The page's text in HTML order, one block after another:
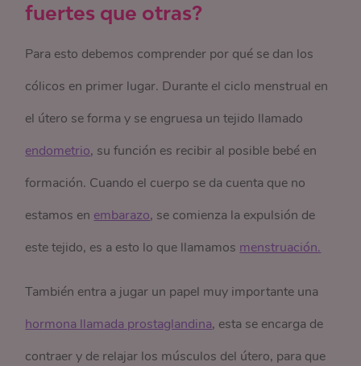
fuertes que otras?
Para esto debemos comprender por qué se dan los
cólicos en primer lugar. Durante el ciclo menstrual en
el útero se forma y se engruesa un tejido llamado
endometrio, su función es recibir al posible bebé en
formación. Cuando el cuerpo se da cuenta que no
estamos en embarazo, se comienza la expulsión de
este tejido, es a esto lo que llamamos menstruación.
También entra a jugar un papel muy importante una
hormona llamada prostaglandina, esta se encarga de
contraer y de relajar los músculos del útero, para que